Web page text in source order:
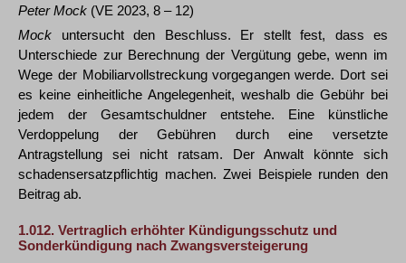
Peter Mock (VE 2023, 8 – 12)
Mock untersucht den Beschluss. Er stellt fest, dass es
Unterschiede zur Berechnung der Vergütung gebe, wenn im
Wege der Mobiliarvollstreckung vorgegangen werde. Dort sei
es keine einheitliche Angelegenheit, weshalb die Gebühr bei
jedem der Gesamtschuldner entstehe. Eine künstliche
Verdoppelung der Gebühren durch eine versetzte
Antragstellung sei nicht ratsam. Der Anwalt könnte sich
schadensersatzpflichtig machen. Zwei Beispiele runden den
Beitrag ab.
1.012. Vertraglich erhöhter Kündigungsschutz und
Sonderkündigung nach Zwangsversteigerung